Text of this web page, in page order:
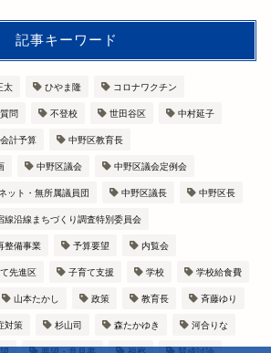
記事キーワード
太 ひやま隆 コロナワクチン
問 不登校 世田谷区 中村延子
計予算 中野区教育長
中野区議会 中野区議会定例会
ット・無所属議員団 中野区議長 中野区長
線沿線まちづくり調査特別委員会
整備事業 予算要望 内覧会
先進区 子育て支援 学校 学校給食費
山本たかし 政策 教育長 斉藤ゆり
対策 杉山司 森たかゆき 河合りな